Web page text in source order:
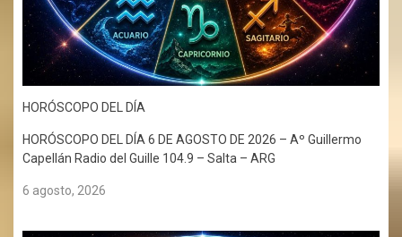
HORÓSCOPO DEL DÍA
HORÓSCOPO DEL DÍA 6 DE AGOSTO DE 2026 – Aº Guillermo
Capellán Radio del Guille 104.9 – Salta – ARG
6 agosto, 2026